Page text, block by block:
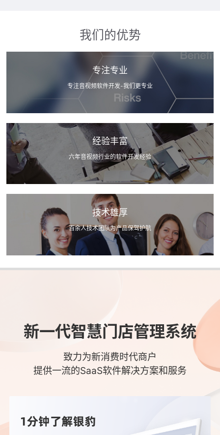
我们的优势
专注专业
专注音视频软件开发-我们更专业
经验丰富
六年音视频行业的软件开发经验
技术雄厚
百余人技术团队为产品保驾护航
新一代智慧门店管理系统
致力为新消费时代商户
提供一流的SaaS软件解决方案和服务